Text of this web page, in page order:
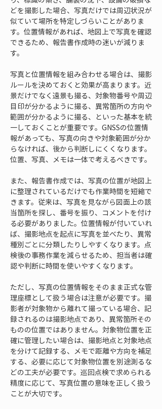
どを撮影した場合、写真だけでは周辺状況が
似ていて場所を特定しづらいことがありま
す。位置情報があれば、地図上で写真を確認
できるため、報告書作成時の迷いが減りま
す。
写真と位置情報を組み合わせる場合は、撮影
ルールを決めておくと効果が高まります。近
景だけでなく遠景も撮る、対象物番号や周辺
目印が分かるように撮る、異常箇所の方向や
範囲が分かるように撮る、といった基本を統
一しておくことが重要です。GNSSの位置情
報があっても、写真の向きや対象範囲が分か
らなければ、後から判断しにくくなります。
位置、写真、メモは一体で考えるべきです。
また、報告書作成では、写真の位置が地図上
に整理されているだけでも作業時間を短縮で
きます。従来は、写真を見ながら図面上の該
当箇所を探し、番号を振り、コメントを付け
る必要がありました。位置情報が付いていれ
ば、撮影地点を起点に写真を並べたり、異常
種別ごとに分類したりしやすくなります。点
検後の事務作業を減らせるため、担当者は確
認や判断に時間を使いやすくなります。
ただし、写真の位置情報をそのまま正式な管
理座標として扱う場合は注意が必要です。撮
影者が対象物から離れて撮っている場合、記
録されるのは撮影地点であり、異常箇所その
ものの位置ではありません。対象物位置を正
確に管理したい場合は、撮影地点と対象地点
を分けて記録する、メモで距離や方向を補足
する、必要に応じて対象物位置を別途測るな
どの工夫が必要です。巡回点検で求められる
精度に応じて、写真位置の意味を正しく扱う
ことが大切です。